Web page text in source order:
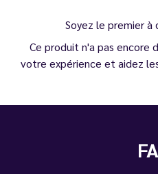
Soyez le premier à
Ce produit n'a pas encore
votre expérience et aidez